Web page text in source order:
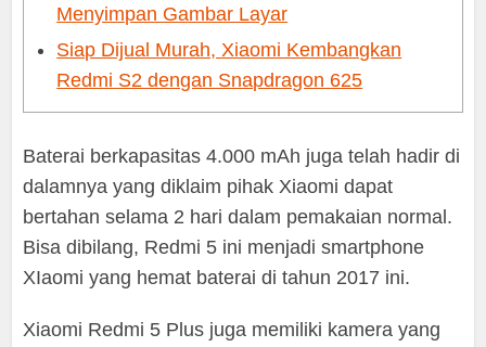
Menyimpan Gambar Layar
Siap Dijual Murah, Xiaomi Kembangkan
Redmi S2 dengan Snapdragon 625
Baterai berkapasitas 4.000 mAh juga telah hadir di
dalamnya yang diklaim pihak Xiaomi dapat
bertahan selama 2 hari dalam pemakaian normal.
Bisa dibilang, Redmi 5 ini menjadi smartphone
XIaomi yang hemat baterai di tahun 2017 ini.
Xiaomi Redmi 5 Plus juga memiliki kamera yang